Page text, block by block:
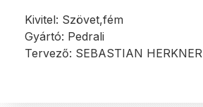
Kivitel: Szövet,fém
Gyártó: Pedrali
Tervező: SEBASTIAN HERKNER